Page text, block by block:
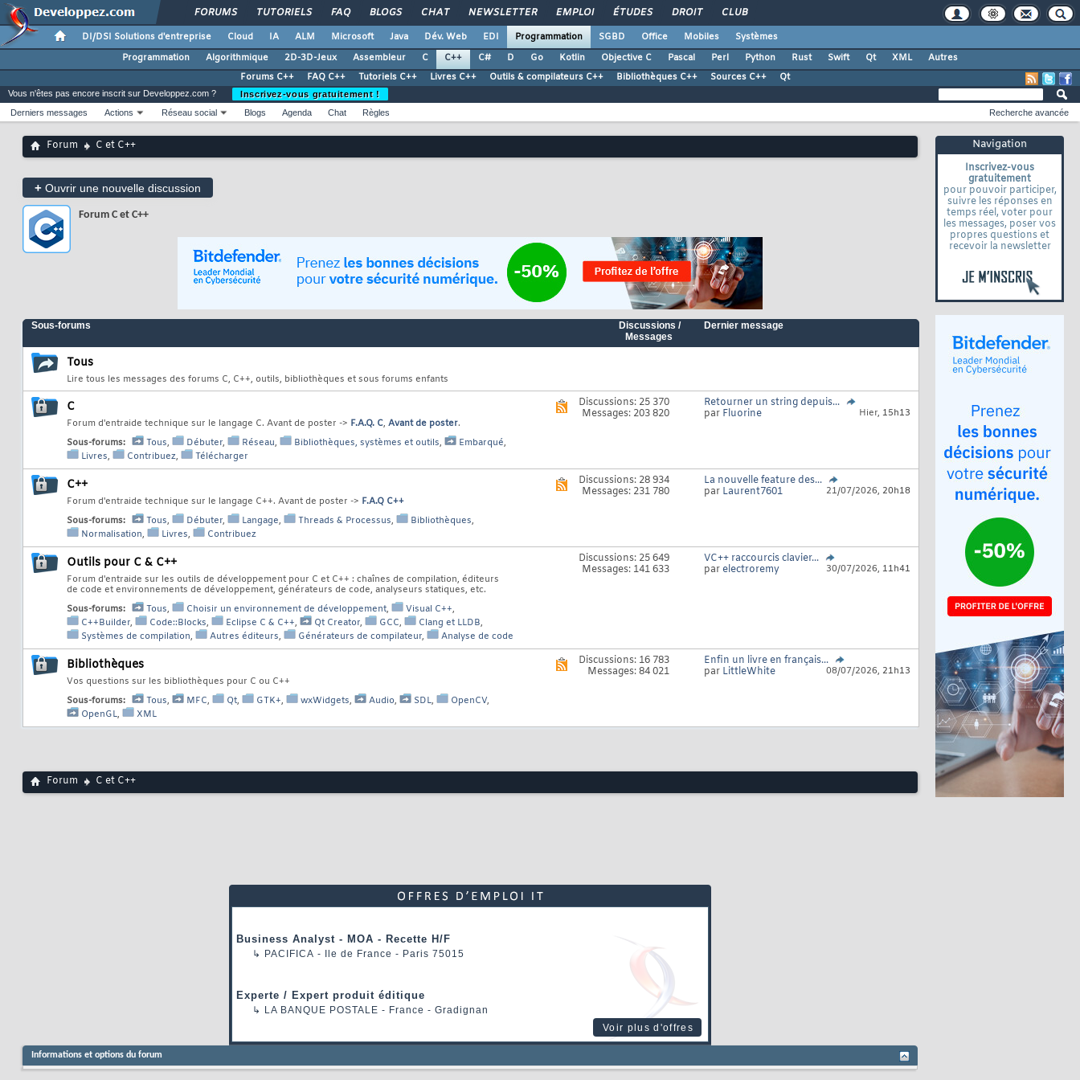
FORUMS TUTORIELS FAQ BLOGS CHAT NEWSLETTER EMPLOI ÉTUDES DROIT CLUB
DI/DSI Solutions d'entreprise Cloud IA ALM Microsoft Java Dév. Web EDI Programmation SGBD Office Mobiles
Systèmes
Programmation
Algorithmique 2D-3D-Jeux Assembleur C C++ C# D Go Kotlin Objective C Pascal Perl Python Rust Swift Qt XML
Autres
Forums C++
FAQ C++ Tutoriels C++ Livres C++ Outils & compilateurs C++ Bibliothèques C++ Sources C++ Qt
Vous n'êtes pas encore inscrit sur Developpez.com ?
Inscrivez-vous gratuitement !
Derniers messages
Actions Réseau social Blogs Agenda Chat Règles Recherche avancée
Forum C et C++ Navigation
Inscrivez-vous
gratuitement
pour pouvoir participer,
suivre les réponses en
temps réel, voter pour
les messages, poser vos
propres questions et
recevoir la newsletter
+ Ouvrir une nouvelle discussion
Forum C et C++
Sous-forums
Discussions /
Messages
Dernier message
Tous
Lire tous les messages des forums C, C++, outils, bibliothèques et sous forums enfants
C
Forum d'entraide technique sur le langage C. Avant de poster -> F.A.Q. C, Avant de poster.
Sous-forums:
Tous, Débuter, Réseau, Bibliothèques, systèmes et outils, Embarqué,
Livres, Contribuez, Télécharger
Voir
forum
Discussions: 25 370
Messages: 203 820
Retourner un string depuis...
par Fluorine Hier, 15h13
C++
Forum d'entraide technique sur le langage C++. Avant de poster -> F.A.Q C++
Sous-forums:
Tous, Débuter, Langage, Threads & Processus, Bibliothèques,
Normalisation, Livres, Contribuez
Voir
forum
Discussions: 28 934
Messages: 231 780
La nouvelle feature des...
par Laurent7601 21/07/2026, 20h18
Outils pour C & C++
Forum d'entraide sur les outils de développement pour C et C++ : chaînes de compilation, éditeurs
de code et environnements de développement, générateurs de code, analyseurs statiques, etc.
Sous-forums:
Tous, Choisir un environnement de développement, Visual C++,
C++Builder, Code::Blocks, Eclipse C & C++, Qt Creator, GCC, Clang et LLDB,
Systèmes de compilation, Autres éditeurs, Générateurs de compilateur, Analyse de code
Discussions: 25 649
Messages: 141 633
VC++ raccourcis clavier...
parelectroremy 30/07/2026, 11h41
Bibliothèques
Vos questions sur les bibliothèques pour C ou C++
Sous-forums:
Tous, MFC, Qt, GTK+, wxWidgets, Audio, SDL, OpenCV,
OpenGL, XML
Voir
forum
Discussions: 16 783
Messages: 84 021
Enfin un livre en français...
par LittleWhite 08/07/2026, 21h13
Forum C et C++
Business Analyst - MOA - Recette H/F
↳ PACIFICA - Ile de France - Paris 75015
Experte / Expert produit éditique
↳ LA BANQUE POSTALE - France - Gradignan
Voir plus d'offres
Informations et options du forum